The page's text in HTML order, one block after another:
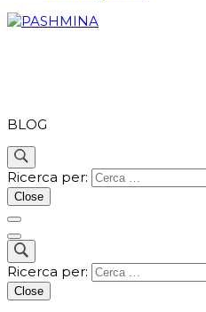
BLOG
Ricerca per:
Close
Ricerca per:
Close